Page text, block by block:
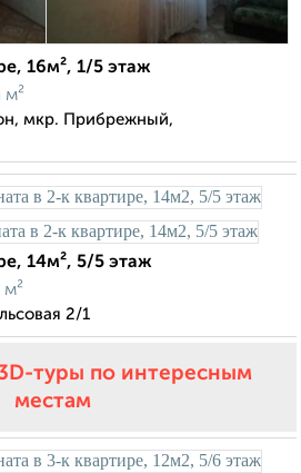
16м², 1/5 этаж
м²
мкр. Прибрежный,
14м², 5/5 этаж
м²
2/1
туры по интересным
местам